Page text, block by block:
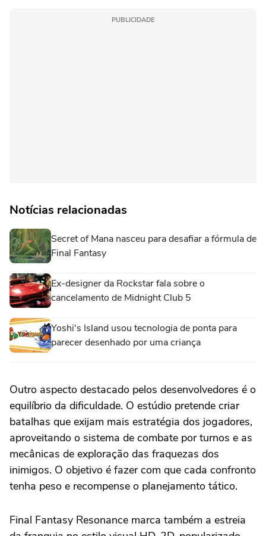
PUBLICIDADE
Notícias relacionadas
Secret of Mana nasceu para desafiar a fórmula de
Final Fantasy
Ex-designer da Rockstar fala sobre o
cancelamento de Midnight Club 5
Yoshi's Island usou tecnologia de ponta para
parecer desenhado por uma criança
Outro aspecto destacado pelos desenvolvedores é o
equilíbrio da dificuldade. O estúdio pretende criar
batalhas que exijam mais estratégia dos jogadores,
aproveitando o sistema de combate por turnos e as
mecânicas de exploração das fraquezas dos
inimigos. O objetivo é fazer com que cada confronto
tenha peso e recompense o planejamento tático.
Final Fantasy Resonance marca também a estreia